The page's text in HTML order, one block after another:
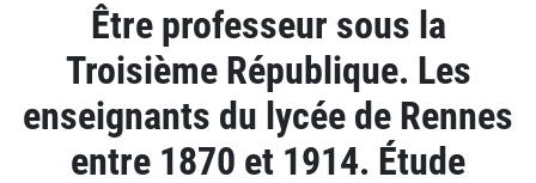
Être professeur sous la
Troisième République. Les
enseignants du lycée de Rennes
entre 1870 et 1914. Étude